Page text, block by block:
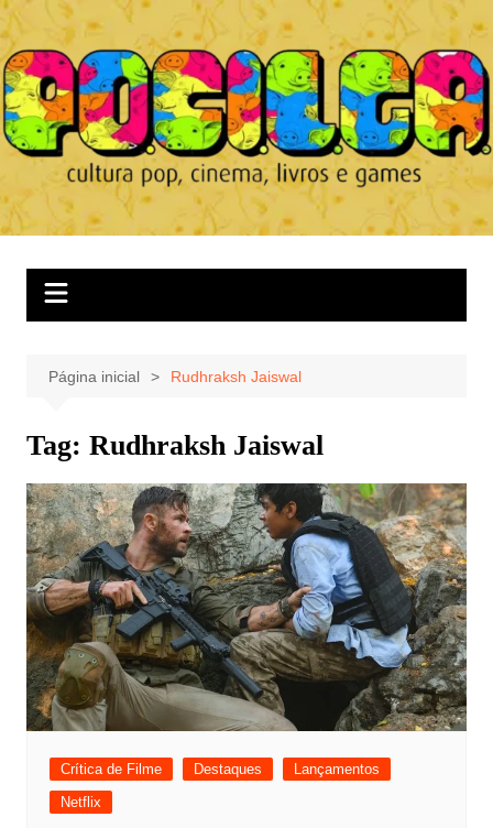
Ir
para
o
conteúdo
Página inicial Rudhraksh Jaiswal
Tag: Rudhraksh Jaiswal
Crítica de Filme Destaques
Lançamentos
Netflix